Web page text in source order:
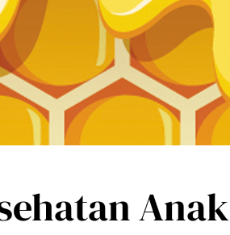
Anak